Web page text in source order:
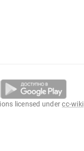
licensed undercc-wiki